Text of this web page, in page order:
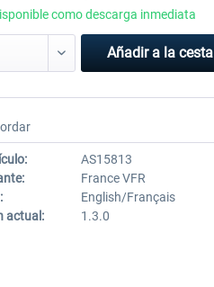
como descarga inmediata
Añadir a la cesta
AS15813
France VFR
English/Français
actual:
1.3.0